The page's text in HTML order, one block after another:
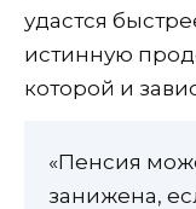
удастся
истинную
которой и
«Пенсия
занижена,